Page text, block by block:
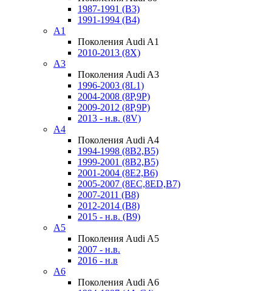
1987-1991 (B3)
1991-1994 (B4)
A1
Поколения Audi A1
2010-2013 (8X)
A3
Поколения Audi A3
1996-2003 (8L1)
2004-2008 (8P,9P)
2009-2012 (8P,9P)
2013 - н.в. (8V)
A4
Поколения Audi A4
1994-1998 (8B2,B5)
1999-2001 (8B2,B5)
2001-2004 (8E2,B6)
2005-2007 (8EC,8ED,B7)
2007-2011 (B8)
2012-2014 (B8)
2015 - н.в. (B9)
A5
Поколения Audi A5
2007 - н.в.
2016 - н.в
A6
Поколения Audi A6